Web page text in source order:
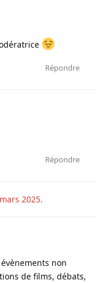
Répondre
Répondre
2025.
non
de films, débats,